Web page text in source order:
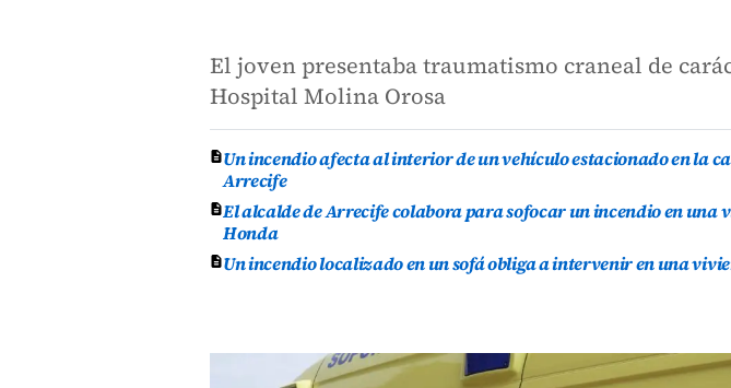
El joven presentaba traumatismo craneal de
Hospital Molina Orosa
Un incendio afecta al interior de un vehículo estacionado en la
Arrecife
El alcalde de Arrecife colabora para sofocar un incendio en una
Honda
Un incendio localizado en un sofá obliga a intervenir en una